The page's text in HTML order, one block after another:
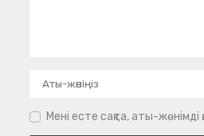
Мені есте сақта, аты-жөнімді